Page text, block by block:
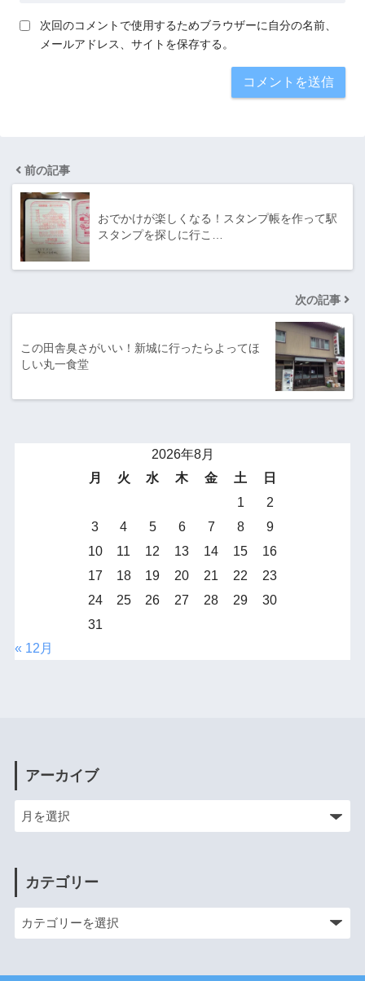
次回のコメントで使用するためブラウザーに自分の名前、
メールアドレス、サイトを保存する。
前の記事
おでかけが楽しくなる！スタンプ帳を作って駅
スタンプを探しに行こ…
次の記事
この田舎臭さがいい！新城に行ったらよってほ
しい丸一食堂
2026年8月
月
火 水 木 金 土
日
1
2
3
4 5 6 7 8
9
10
11 12 13 14 15
16
17
18 19 20 21 22
23
24
25 26 27 28 29
30
31
« 12月
アーカイブ
カテゴリー